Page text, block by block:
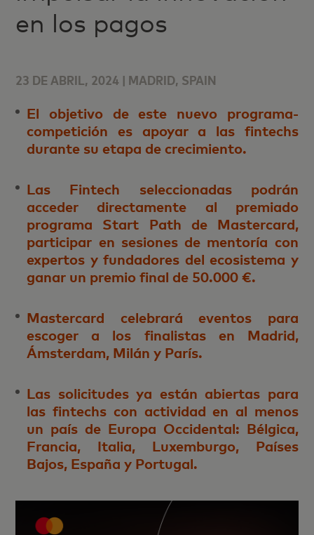
en los pagos
23 DE ABRIL, 2024 | MADRID, SPAIN
El objetivo de este nuevo programa-
competición es apoyar a las fintechs
durante su etapa de crecimiento.
Las Fintech seleccionadas podrán
acceder directamente al premiado
programa Start Path de Mastercard,
participar en sesiones de mentoría con
expertos y fundadores del ecosistema y
ganar un premio final de 50.000 €.
Mastercard celebrará eventos para
escoger a los finalistas en Madrid,
Ámsterdam, Milán y París.
Las solicitudes ya están abiertas para
las fintechs con actividad en al menos
un país de Europa Occidental: Bélgica,
Francia, Italia, Luxemburgo, Países
Bajos, España y Portugal.